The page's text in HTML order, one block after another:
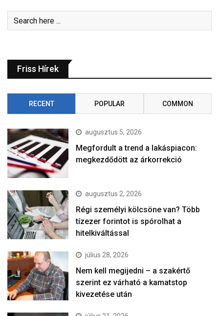
Friss Hírek
RECENT POPULAR COMMON
augusztus 5, 2026
Megfordult a trend a lakáspiacon:
megkezdődött az árkorrekció
augusztus 2, 2026
Régi személyi kölcsöne van? Több
tízezer forintot is spórolhat a
hitelkiváltással
július 28, 2026
Nem kell megijedni – a szakértő
szerint ez várható a kamatstop
kivezetése után